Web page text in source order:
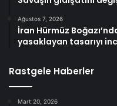
Ağustos 7, 2026
İran Hürmüz
yasaklayan tasarıyı
Rastgele Haberler
Mart 20, 2026